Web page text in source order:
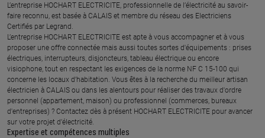
L’entreprise HOCHART ELECTRICITE, professionnelle de l’électricité au savoir-
faire reconnu, est basée à CALAIS et membre du réseau des Electriciens
Certifiés par Legrand.​
L’entreprise HOCHART ELECTRICITE est apte à vous accompagner et à vous
proposer une offre connectée mais aussi toutes sortes d'équipements : prises
électriques, interrupteurs, disjoncteurs, tableau électrique ou encore
visiophone, tout en respectant les exigences de la norme NF C 15-100 qui
concerne les locaux d’habitation. Vous êtes à la recherche du meilleur artisan
électricien à CALAIS ou dans les alentours pour réaliser des travaux d'ordre
personnel (appartement, maison) ou professionnel (commerces, bureaux
d'entreprises) ? Contactez dès à présent HOCHART ELECTRICITE pour avancer
sur votre projet d’électricité.
Expertise et compétences multiples​